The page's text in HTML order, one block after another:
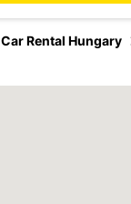
Car Rental Hungary